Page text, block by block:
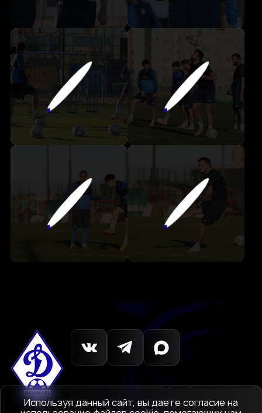
Используя данный сайт, вы даете согласие на